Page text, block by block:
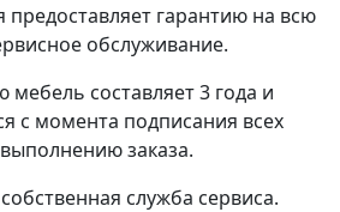
гарантию на всю
обслуживание.
мебель составляет 3 года и
с момента подписания всех
заказа.
служба сервиса.